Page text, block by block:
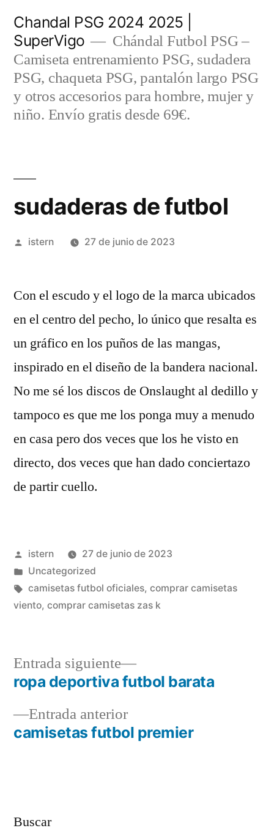
contenido
Chandal PSG 2024 2025 |
SuperVigo
Chándal Futbol PSG –
Camiseta entrenamiento PSG, sudadera
PSG, chaqueta PSG, pantalón largo PSG
y otros accesorios para hombre, mujer y
niño. Envío gratis desde 69€.
sudaderas de futbol
Publicado
istern 27 de junio de 2023
Con el escudo y el logo de la marca ubicados
en el centro del pecho, lo único que resalta es
un gráfico en los puños de las mangas,
inspirado en el diseño de la bandera nacional.
No me sé los discos de Onslaught al dedillo y
tampoco es que me los ponga muy a menudo
en casa pero dos veces que los he visto en
directo, dos veces que han dado conciertazo
de partir cuello.
Publicado
por
istern
27 de junio de 2023
Publicado
en
Uncategorized
Etiquetas:
camisetas futbol oficiales, comprar camisetas
viento, comprar camisetas zas k
Navegación
deEntrada anteriorEntrada
anterior:
camisetas futbol premier
Entrada siguiente
Entrada
siguiente:
ropa deportiva futbol barata
Buscar